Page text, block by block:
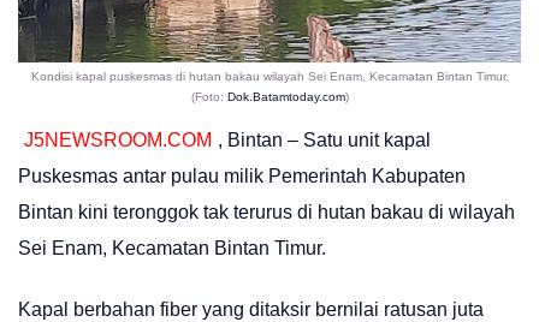
Kondisi kapal puskesmas di hutan bakau wilayah Sei Enam, Kecamatan Bintan Timur.
(Foto: Dok.Batamtoday.com)
J5NEWSROOM.COM , Bintan – Satu unit kapal
Puskesmas antar pulau milik Pemerintah Kabupaten
Bintan kini teronggok tak terurus di hutan bakau di wilayah
Sei Enam, Kecamatan Bintan Timur.
Kapal berbahan fiber yang ditaksir bernilai ratusan juta